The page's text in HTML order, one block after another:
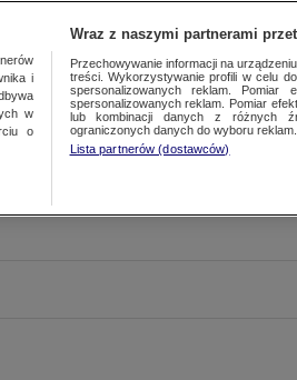
i
w
o
Wraz z naszymi partnerami
Przechowywanie informacji na
treści. Wykorzystywanie profili w celu
spersonalizowanych reklam. Pomiar
spersonalizowanych reklam. Pomiar
lub kombinacji danych z różnych
ograniczonych danych do wyboru reklam.
Lista partnerów (dostawców)